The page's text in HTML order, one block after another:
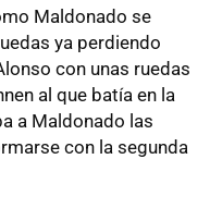
Maldonado se
ya perdiendo
con unas ruedas
al que batía en la
a Maldonado las
con la segunda